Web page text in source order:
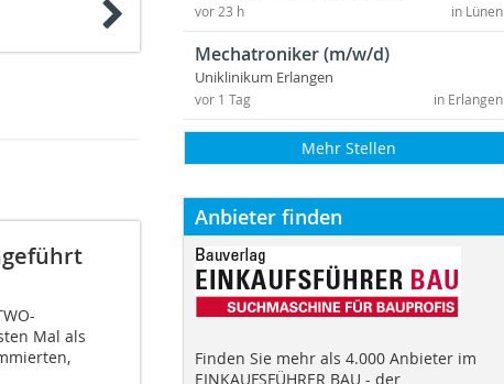
Mal als
in Lünen
vor 23 h
Mechatroniker (m/w/d)
Uniklinikum Erlangen
in Erlangen
vor 1 Tag
Mehr Stellen
Anbieter finden
Finden Sie mehr als 4.000 Anbieter im
EINKAUFSFÜHRER BAU - der